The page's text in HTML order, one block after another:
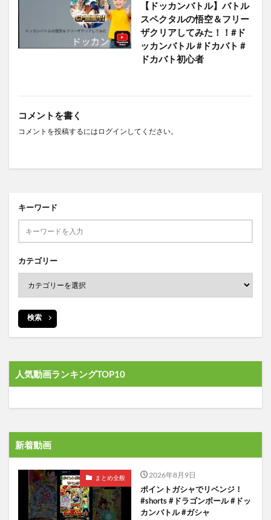
【ドッカンバトル】バトル
スペクタルの悟空＆フリー
ザクリアしてみた！！#ド
ッカンバトル #ドカバト #
ドカバト初心者
コメントを書く
コメントを投稿するには ログイン してください。
キーワード
カテゴリー
検索
人気動画ランキングTOP10
新着動画
まとめ全般 2026年8月9日
ポイントガシャでリベンジ！
#shorts #ドラゴンボール #ドッ
カンバトル #ガシャ